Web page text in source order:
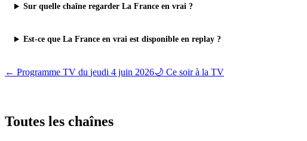
Sur quelle chaîne regarder La France en vrai ?
Est-ce que La France en vrai est disponible en replay ?
← Programme TV du jeudi 4 juin 2026🌙 Ce soir à la TV
Toutes les chaînes